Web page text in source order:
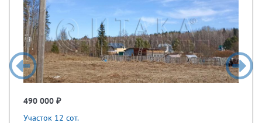
490 000 ₽
Участок 12 сот.